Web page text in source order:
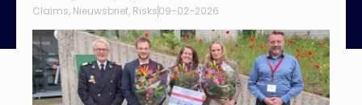
Claims, Nieuwsbrief, Risks09-02-2026